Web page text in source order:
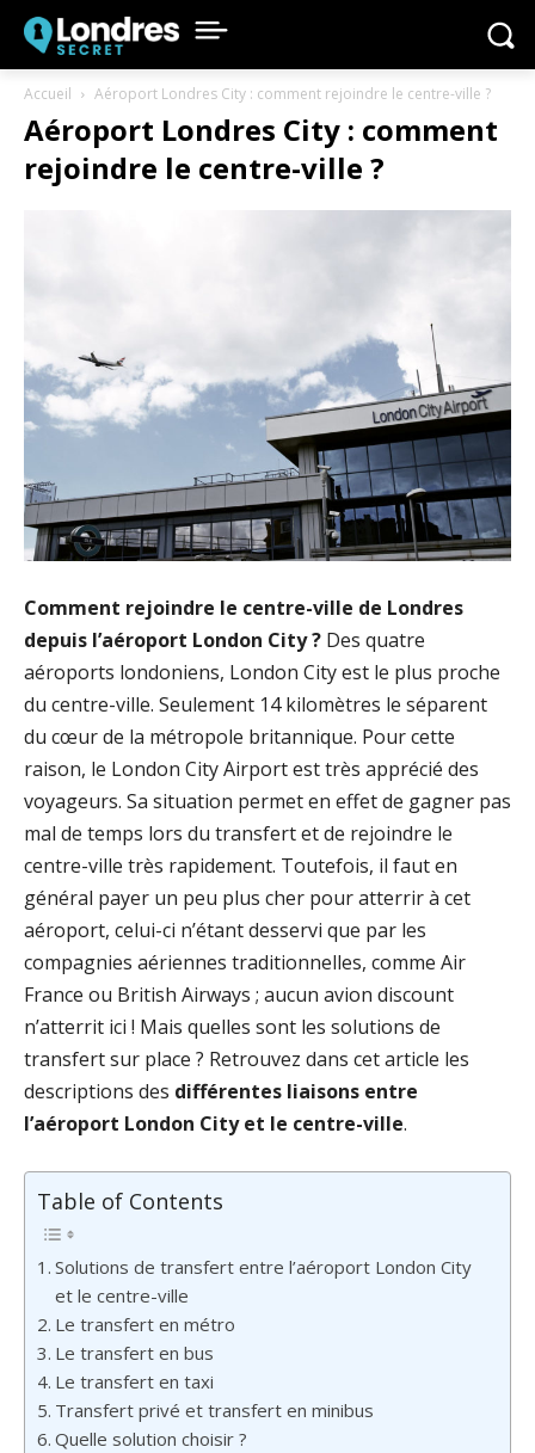
Accueil Aéroport Londres City : comment rejoindre le centre-ville ?
Aéroport Londres City : comment
rejoindre le centre-ville ?
Comment rejoindre le centre-ville de Londres
depuis l’aéroport London City ? Des quatre
aéroports londoniens, London City est le plus proche
du centre-ville. Seulement 14 kilomètres le séparent
du cœur de la métropole britannique. Pour cette
raison, le London City Airport est très apprécié des
voyageurs. Sa situation permet en effet de gagner pas
mal de temps lors du transfert et de rejoindre le
centre-ville très rapidement. Toutefois, il faut en
général payer un peu plus cher pour atterrir à cet
aéroport, celui-ci n’étant desservi que par les
compagnies aériennes traditionnelles, comme Air
France ou British Airways ; aucun avion discount
n’atterrit ici ! Mais quelles sont les solutions de
transfert sur place ? Retrouvez dans cet article les
descriptions des différentes liaisons entre
l’aéroport London City et le centre-ville.
Table of Contents
Solutions de transfert entre l’aéroport London City
et le centre-ville
Le transfert en métro
Le transfert en bus
Le transfert en taxi
Transfert privé et transfert en minibus
Quelle solution choisir ?